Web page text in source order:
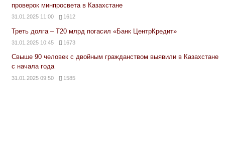
проверок минпросвета в Казахстане
31.01.2025 11:00 1612
Треть долга – Т20 млрд погасил «Банк ЦентрКредит»
31.01.2025 10:45 1673
Свыше 90 человек с двойным гражданством выявили в Казахстане
с начала года
31.01.2025 09:50 1585